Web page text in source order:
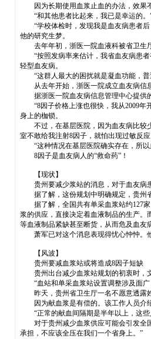
因为长期使用血浆止血的办法，效果不
“和其他患者比起来，我已是幸运的。”
“学校体检时，发现我是血友病患者后
他的研究生梦。
去年年初，浙医一院血液科被省卫生厅
“按照发病率来估计，我省血友病患者
轻型血友病。
“这群人最大的困扰就是凝血功能，普
从去年开始，浙医一院成立血友病信息
据浙医一院血友病信息管理中心提供的
“8因子价格上涨也很快，我从2009年开
身上的枷锁。
不过，在基层医院，因为血友病比较少
室不敢给我注射8因子，就怕出现过敏反应
“这种情况在基层医院确实存在，所以
8因子是血友病人的“救命药”！
【现状】
贵州要减少浆站的消息，对于血友病患
据了解，这份规划中明确规定，贵州省
据了解，全国共有单采血浆站约127家
浆的供应，直接决定着血液制品的生产。
等血液制品紧缺甚至断货，从而危及血友
萧军已对这个消息表现得忧心忡忡。他
【风波】
贵州要减血浆站或将造成8因子短缺
贵州出台减少血浆站规划的初衷时，
“血站和单采血浆站设置调整涉及面广
昨天，贵州省卫生厅一名不愿意透露姓
因为献血浆是有偿的。该工作人员介绍
“正常的献血间隔期是半年以上，这些
对于贵州减少血浆供应可能会引发全国
承担，不应该全压在我们一个省身上。”